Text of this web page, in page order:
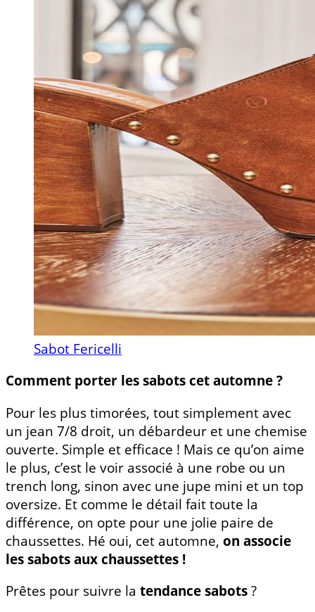
Sabot Fericelli
Comment porter les sabots cet automne ?
Pour les plus timorées, tout simplement avec
un jean 7/8 droit, un débardeur et une chemise
ouverte. Simple et efficace ! Mais ce qu’on aime
le plus, c’est le voir associé à une robe ou un
trench long, sinon avec une jupe mini et un top
oversize. Et comme le détail fait toute la
différence, on opte pour une jolie paire de
chaussettes. Hé oui, cet automne, on associe
les sabots aux chaussettes !
Prêtes pour suivre la tendance sabots?